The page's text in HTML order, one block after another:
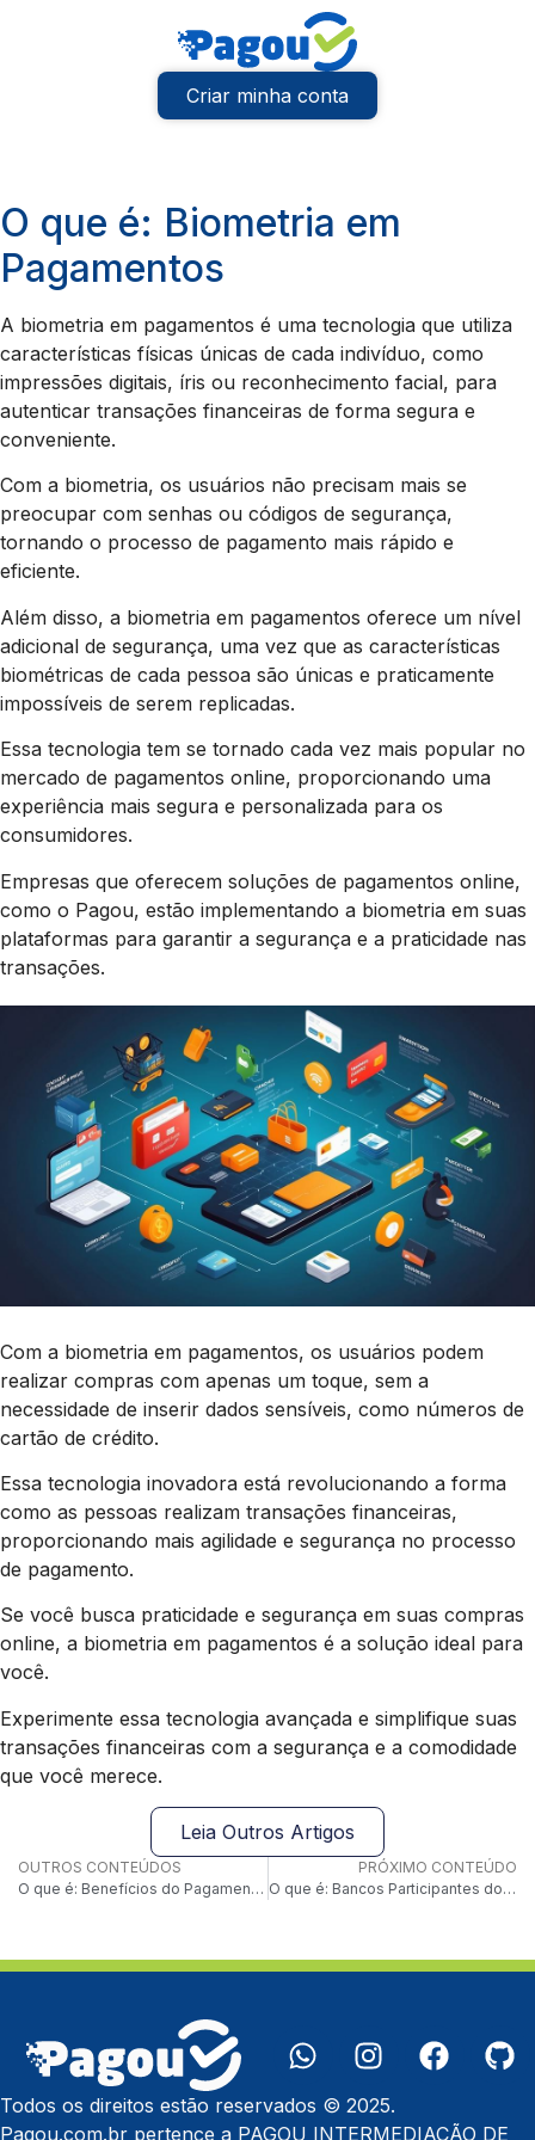
Criar minha conta
O que é: Biometria em
Pagamentos
A biometria em pagamentos é uma tecnologia que utiliza
características físicas únicas de cada indivíduo, como
impressões digitais, íris ou reconhecimento facial, para
autenticar transações financeiras de forma segura e
conveniente.
Com a biometria, os usuários não precisam mais se
preocupar com senhas ou códigos de segurança,
tornando o processo de pagamento mais rápido e
eficiente.
Além disso, a biometria em pagamentos oferece um nível
adicional de segurança, uma vez que as características
biométricas de cada pessoa são únicas e praticamente
impossíveis de serem replicadas.
Essa tecnologia tem se tornado cada vez mais popular no
mercado de pagamentos online, proporcionando uma
experiência mais segura e personalizada para os
consumidores.
Empresas que oferecem soluções de pagamentos online,
como o Pagou, estão implementando a biometria em suas
plataformas para garantir a segurança e a praticidade nas
transações.
Com a biometria em pagamentos, os usuários podem
realizar compras com apenas um toque, sem a
necessidade de inserir dados sensíveis, como números de
cartão de crédito.
Essa tecnologia inovadora está revolucionando a forma
como as pessoas realizam transações financeiras,
proporcionando mais agilidade e segurança no processo
de pagamento.
Se você busca praticidade e segurança em suas compras
online, a biometria em pagamentos é a solução ideal para
você.
Experimente essa tecnologia avançada e simplifique suas
transações financeiras com a segurança e a comodidade
que você merece.
Leia Outros Artigos
OUTROS CONTEÚDOS
O que é: Benefícios do Pagamento Instantâneo
PRÓXIMO CONTEÚDO
O que é: Bancos Participantes do PIX
Todos os direitos estão reservados © 2025.
Pagou.com.br pertence a PAGOU INTERMEDIAÇÃO DE